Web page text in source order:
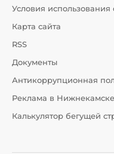
Условия использования
Карта сайта
RSS
Документы
Антикоррупционная
Реклама в Нижнекамске
Калькулятор бегущей